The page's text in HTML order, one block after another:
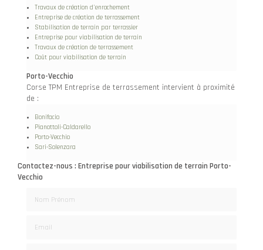
Travaux de création d'enrochement
Entreprise de création de terrassement
Stabilisation de terrain par terrassier
Entreprise pour viabilisation de terrain
Travaux de création de terrassement
Coût pour viabilisation de terrain
Porto-Vecchio
Corse TPM Entreprise de terrassement intervient à proximité
de :
Bonifacio
Pianottoli-Caldarello
Porto-Vecchio
Sari-Solenzara
Contactez-nous : Entreprise pour viabilisation de terrain Porto-
Vecchio